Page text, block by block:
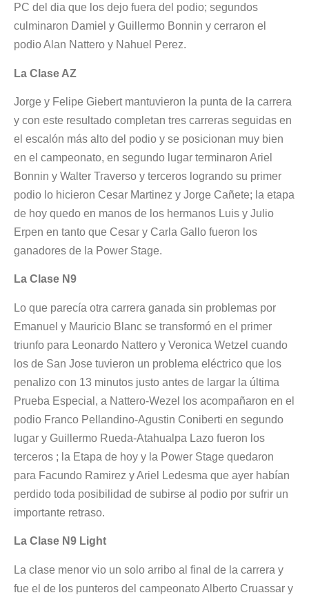
PC del dia que los dejo fuera del podio; segundos
culminaron Damiel y Guillermo Bonnin y cerraron el
podio Alan Nattero y Nahuel Perez.
La Clase AZ
Jorge y Felipe Giebert mantuvieron la punta de la carrera
y con este resultado completan tres carreras seguidas en
el escalón más alto del podio y se posicionan muy bien
en el campeonato, en segundo lugar terminaron Ariel
Bonnin y Walter Traverso y terceros logrando su primer
podio lo hicieron Cesar Martinez y Jorge Cañete; la etapa
de hoy quedo en manos de los hermanos Luis y Julio
Erpen en tanto que Cesar y Carla Gallo fueron los
ganadores de la Power Stage.
La Clase N9
Lo que parecía otra carrera ganada sin problemas por
Emanuel y Mauricio Blanc se transformó en el primer
triunfo para Leonardo Nattero y Veronica Wetzel cuando
los de San Jose tuvieron un problema eléctrico que los
penalizo con 13 minutos justo antes de largar la última
Prueba Especial, a Nattero-Wezel los acompañaron en el
podio Franco Pellandino-Agustin Coniberti en segundo
lugar y Guillermo Rueda-Atahualpa Lazo fueron los
terceros ; la Etapa de hoy y la Power Stage quedaron
para Facundo Ramirez y Ariel Ledesma que ayer habían
perdido toda posibilidad de subirse al podio por sufrir un
importante retraso.
La Clase N9 Light
La clase menor vio un solo arribo al final de la carrera y
fue el de los punteros del campeonato Alberto Cruassar y